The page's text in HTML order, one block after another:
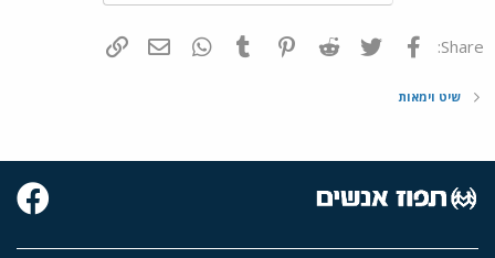
Share: פייסבוק Twitter
Reddit
Pinterest
Tumblr
WhatsAppדואר אלקטרוני
שיט וימאות